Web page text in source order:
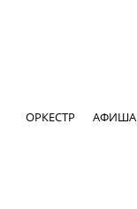
ОРКЕСТР АФИША